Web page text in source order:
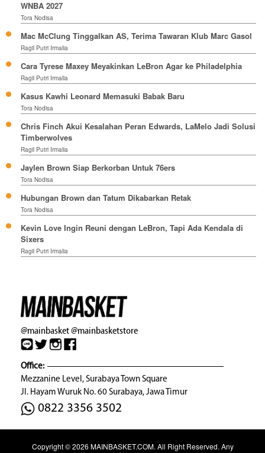
WNBA 2027
Tora Nodisa
Mac McClung Tinggalkan AS, Terima Tawaran Klub Marc Gasol
Ragil Putri Irmalia
Cara Tyrese Maxey Meyakinkan LeBron Agar ke Philadelphia
Ragil Putri Irmalia
Kasus Kawhi Leonard Memasuki Babak Baru
Tora Nodisa
Chris Finch Akui Kesalahan Peran Edwards, LaMelo Jadi Solusi
Timberwolves
Ragil Putri Irmalia
Jaylen Brown Siap Berkorban Untuk 76ers
Tora Nodisa
Hubungan Brown dan Tatum Dikabarkan Retak
Tora Nodisa
Kevin Love Ingin Reuni dengan LeBron, Tapi Ada Kendala di
Sixers
Ragil Putri Irmalia
@mainbasket@mainbasketstore
Office:
Mezzanine Level, Surabaya Town Square
Jl. Hayam Wuruk No. 60 Surabaya, Jawa Timur
0822 3356 3502
Copyright © 2026 MAINBASKET.COM. All Right Reserved. Any